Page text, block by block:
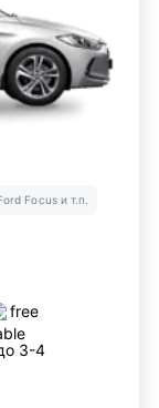
Focus и т.п.
free
3-4